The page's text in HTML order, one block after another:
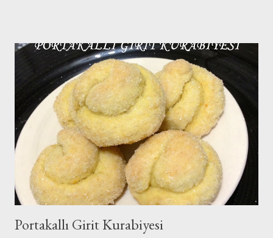
onların doğasında bu var çünkü!! Ben burada yeni yazımı
hazırlarken eşim de Galatasaray-Akhisarspor maçını izliyor diğer
tarafta. Fenerbahçe taraftarı olduğunu da belirteyim bu arada😊
Yan gözle baktım An itibariyle 1-0 yeniliyor Galatasaray 😊Yazımı
tamamladığımda maç sonucunu iletirim merak etmeyin😉😉Milli
maçlar dışında ki maçlar çok ilgimi çekmiyor anladığınız üzere.. ...
Portakallı Girit Kurabiyesi